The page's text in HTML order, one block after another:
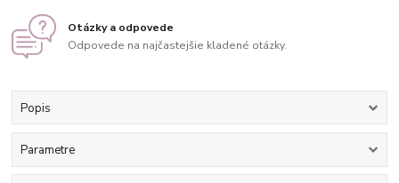
Otázky a odpovede
Odpovede na najčastejšie kladené otázky.
Popis
Parametre